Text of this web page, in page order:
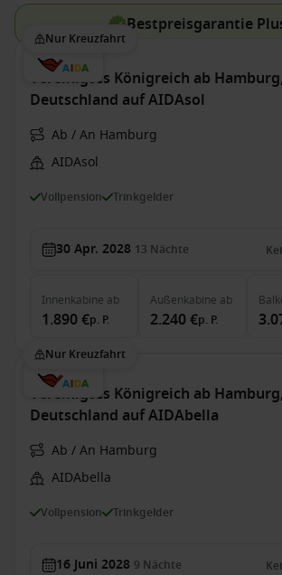
Bestpreisgarantie
Nur Kreuzfahrt
Vereinigtes Königreich ab Hamburg,
Deutschland auf AIDAsol
Ab / An Hamburg
AIDAsol
Vollpension Trinkgelder
30 Apr. 2028 13 Nächte
Innenkabine ab
1.890 €p. P.
Außenkabine ab
2.240 €p. P.
Nur Kreuzfahrt
Vereinigtes Königreich ab Hamburg,
Deutschland auf AIDAbella
Ab / An Hamburg
AIDAbella
Vollpension Trinkgelder
16 Juni 2028 9 Nächte